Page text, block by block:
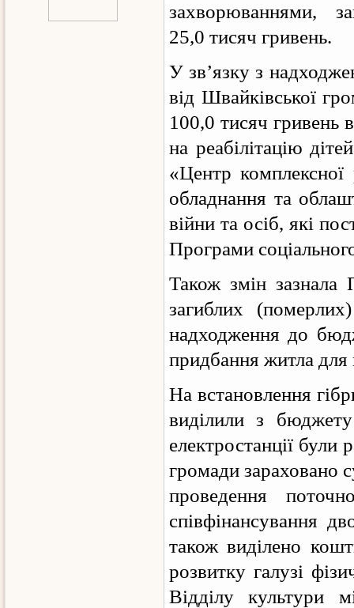
захворюваннями,
25,0 тисяч гривень.
У зв’язку з
від Швайківської
100,0 тисяч гривень
на реабілітацію
«Центр комплексної
обладнання та
війни та осіб, які
Програми
Також змін зазнала
загиблих
надходження до
придбання житла для
На встановлення
виділили з
електростанції
громади зараховано
проведення
співфінансування
також виділено
розвитку галузі
Відділу культури